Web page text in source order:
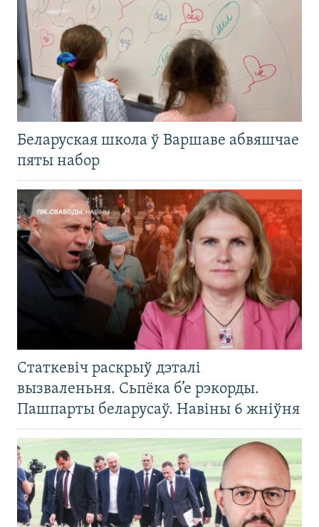
Беларуская школа ў Варшаве абвяшчае
пяты набор
Статкевіч раскрыў дэталі
вызваленьня. Сьпёка б’е рэкорды.
Пашпарты беларусаў. Навіны 6 жніўня